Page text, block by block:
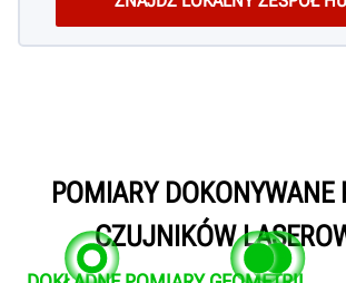
POMIARY DOKONYWANE
CZUJNIKÓW